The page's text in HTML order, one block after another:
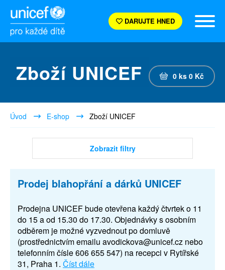
DARUJTE HNED
Zboží UNICEF 0 ks 0 Kč
Úvod E-shop Zboží UNICEF
Zobrazit filtry
Prodej blahopřání a dárků UNICEF
Prodejna UNICEF bude otevřena každý čtvrtek o 11
do 15 a od 15.30 do 17.30. Objednávky s osobním
odběrem je možné vyzvednout po domluvě
(prostřednictvím emailu avodickova@unicef.cz nebo
telefonním čísle 606 655 547) na recepci v Rytířské
31, Praha 1. Číst dále